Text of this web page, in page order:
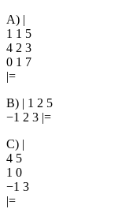
A) |
1 1 5
4 2 3
0 1 7
|=
B) | 1 2 5
−1 2 3 |=
C) |
4 5
1 0
−1 3
|=